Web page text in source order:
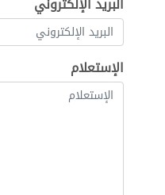
الإستعلام